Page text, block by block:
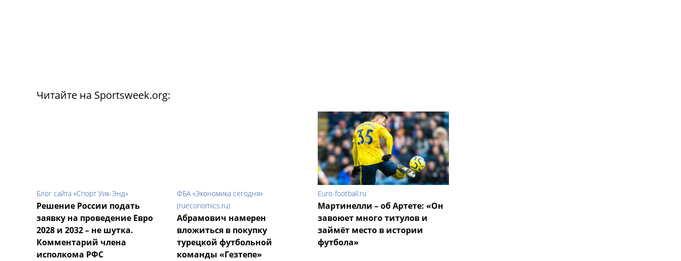
Читайте на Sportsweek.org:
Блог сайта «Спорт Уик-Энд»
Решение России подать
заявку на проведение Евро
2028 и 2032 – не шутка.
Комментарий члена
исполкома РФС
ФБА «Экономика сегодня»
(rueconomics.ru)
Абрамович намерен
вложиться в покупку
турецкой футбольной
команды «Гезтепе»
Euro-football.ru
Мартинелли – об Артете: «Он
завоюет много титулов и
займёт место в истории
футбола»